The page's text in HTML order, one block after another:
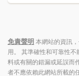
免責聲明本網站的資訊
用。 其準確性和可靠性
料或有關的錯漏或延誤而
者不應依賴此網站所載的